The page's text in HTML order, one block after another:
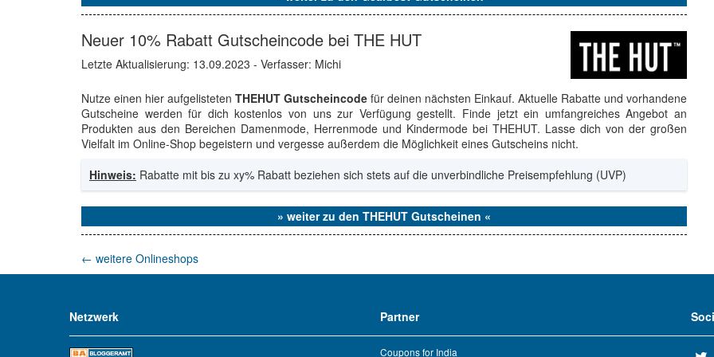
Neuer 10% Rabatt Gutscheincode bei THE HUT
Letzte Aktualisierung: 13.09.2023 - Verfasser: Michi
Nutze einen hier aufgelisteten THEHUT Gutscheincode für deinen nächsten Einkauf. Aktuelle Rabatte und vorhandene
Gutscheine werden für dich kostenlos von uns zur Verfügung gestellt. Finde jetzt ein umfangreiches Angebot an
Produkten aus den Bereichen Damenmode, Herrenmode und Kindermode bei THEHUT. Lasse dich von der großen
Vielfalt im Online-Shop begeistern und vergesse außerdem die Möglichkeit eines Gutscheins nicht.
Hinweis: Rabatte mit bis zu xy% Rabatt beziehen sich stets auf die unverbindliche Preisempfehlung (UVP)
» weiter zu den THEHUT Gutscheinen «
← weitere Onlineshops
Netzwerk Partner
Coupons for India